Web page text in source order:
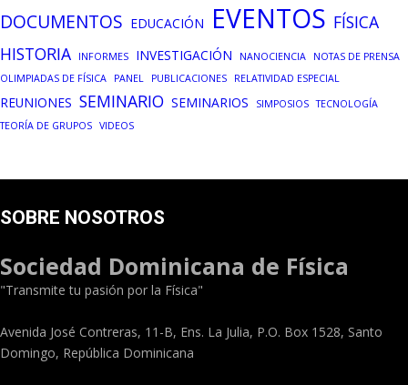
DOCUMENTOS EDUCACIÓN EVENTOS FÍSICA
HISTORIA
INFORMES INVESTIGACIÓN NANOCIENCIA
NOTAS DE PRENSA
OLIMPIADAS DE FÍSICA
PANEL PUBLICACIONES RELATIVIDAD ESPECIAL
REUNIONES SEMINARIO SEMINARIOS SIMPOSIOS TECNOLOGÍA
TEORÍA DE GRUPOS VIDEOS
SOBRE NOSOTROS
Sociedad Dominicana de Física
"Transmite tu pasión por la Física"
Avenida José Contreras, 11-B, Ens. La Julia, P.O. Box 1528, Santo
Domingo, República Dominicana